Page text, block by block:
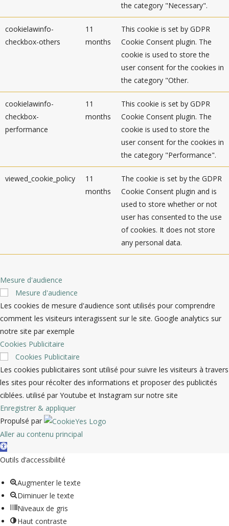
the category "Necessary".
cookielawinfo-
checkbox-others
11
months
This cookie is set by GDPR
Cookie Consent plugin. The
cookie is used to store the
user consent for the cookies in
the category "Other.
cookielawinfo-
checkbox-
performance
11
months
This cookie is set by GDPR
Cookie Consent plugin. The
cookie is used to store the
user consent for the cookies in
the category "Performance".
viewed_cookie_policy
11
months
The cookie is set by the GDPR
Cookie Consent plugin and is
used to store whether or not
user has consented to the use
of cookies. It does not store
any personal data.
Mesure d'audience
Mesure d'audience
Les cookies de mesure d'audience sont utilisés pour comprendre
comment les visiteurs interagissent sur le site. Google analytics sur
notre site par exemple
Cookies Publicitaire
Cookies Publicitaire
Les cookies publicitaires sont utilisé pour suivre les visiteurs à travers
les sites pour récolter des informations et proposer des publicités
ciblées. utilisé par Youtube et Instagram sur notre site
Enregistrer & appliquer
Propulsé par
Aller au contenu principal
Ouvrir la barre d’outils
Outils d’accessibilité
Augmenter le texte
Diminuer le texte
Niveaux de gris
Haut contraste